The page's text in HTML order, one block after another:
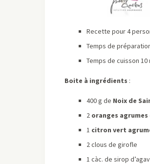
Recette pour 4
Temps de
Temps de cuisson 10
Boite à ingrédients :
400 g de Noix de
2 oranges
1 citron vert
2 clous de girofle
1 càc. de sirop